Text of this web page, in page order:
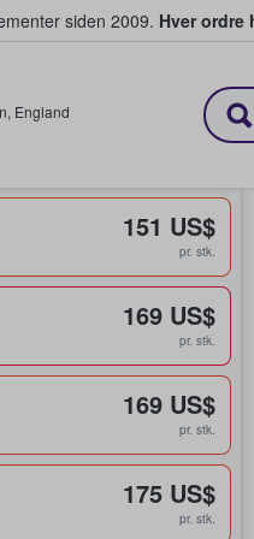
siden 2009. Hver ordre
, England
151 US$
pr. stk.
169 US$
pr. stk.
169 US$
pr. stk.
175 US$
pr. stk.